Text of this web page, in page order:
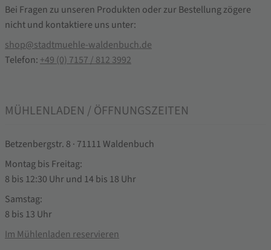
Bei Fragen zu unseren Produkten oder zur Bestellung zögere
nicht und kontaktiere uns unter:
shop@stadtmuehle-waldenbuch.de
Telefon: +49 (0) 7157 / 812 3992
MÜHLENLADEN / ÖFFNUNGSZEITEN
Betzenbergstr. 8 · 71111 Waldenbuch
Montag bis Freitag:
8 bis 12:30 Uhr und 14 bis 18 Uhr
Samstag:
8 bis 13 Uhr
Im Mühlenladen reservieren